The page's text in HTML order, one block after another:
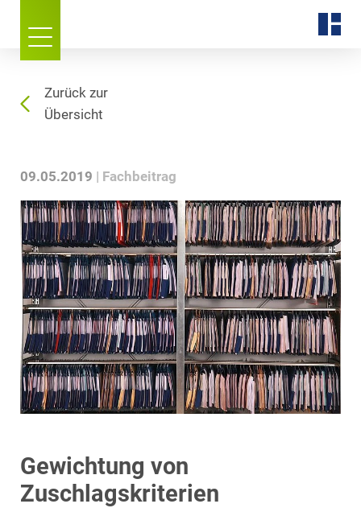
Zurück zur
Übersicht
09.05.2019 Fachbeitrag
Gewichtung von
Zuschlagskriterien